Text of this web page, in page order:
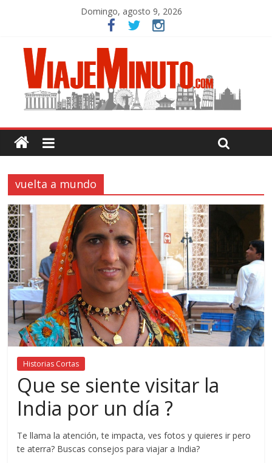
Domingo, agosto 9, 2026
vuelta a mundo
Historias Cortas
Que se siente visitar la
India por un día ?
Te llama la atención, te impacta, ves fotos y quieres ir pero
te aterra? Buscas consejos para viajar a India?